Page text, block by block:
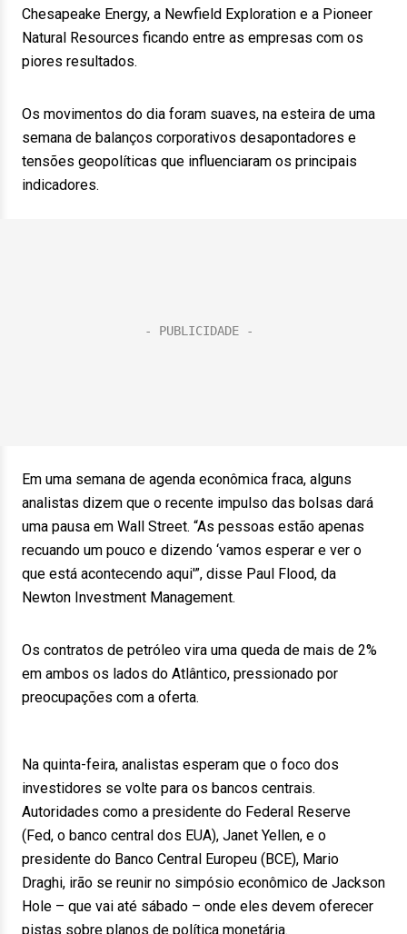
Chesapeake Energy, a Newfield Exploration e a Pioneer
Natural Resources ficando entre as empresas com os
piores resultados.
Os movimentos do dia foram suaves, na esteira de uma
semana de balanços corporativos desapontadores e
tensões geopolíticas que influenciaram os principais
indicadores.
Em uma semana de agenda econômica fraca, alguns
analistas dizem que o recente impulso das bolsas dará
uma pausa em Wall Street. “As pessoas estão apenas
recuando um pouco e dizendo ‘vamos esperar e ver o
que está acontecendo aqui'”, disse Paul Flood, da
Newton Investment Management.
Os contratos de petróleo vira uma queda de mais de 2%
em ambos os lados do Atlântico, pressionado por
preocupações com a oferta.
Na quinta-feira, analistas esperam que o foco dos
investidores se volte para os bancos centrais.
Autoridades como a presidente do Federal Reserve
(Fed, o banco central dos EUA), Janet Yellen, e o
presidente do Banco Central Europeu (BCE), Mario
Draghi, irão se reunir no simpósio econômico de Jackson
Hole – que vai até sábado – onde eles devem oferecer
pistas sobre planos de política monetária.